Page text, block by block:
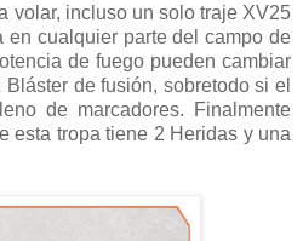
volar, incluso un solo traje XV25
en cualquier parte del campo de
de fuego pueden cambiar
de fusión, sobretodo si el
de marcadores. Finalmente
esta tropa tiene 2 Heridas y una